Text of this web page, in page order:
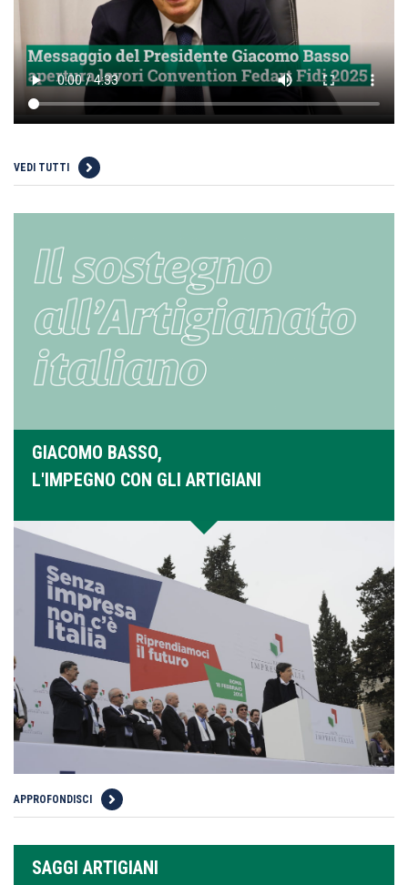
VEDI TUTTI
GIACOMO BASSO,
L'IMPEGNO CON GLI ARTIGIANI
APPROFONDISCI
SAGGI ARTIGIANI